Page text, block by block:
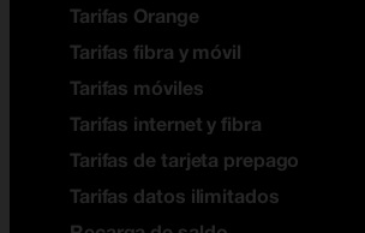
Tarifas Orange
Tarifas fibra y móvil
Tarifas móviles
Tarifas internet y fibra
Tarifas de tarjeta prepago
Tarifas datos ilimitados